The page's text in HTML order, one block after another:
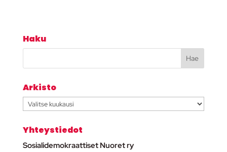
Haku
Arkisto
Arkisto
Yhteystiedot
Sosialidemokraattiset Nuoret ry